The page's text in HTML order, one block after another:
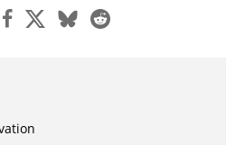
facebook
x blueskyreddit